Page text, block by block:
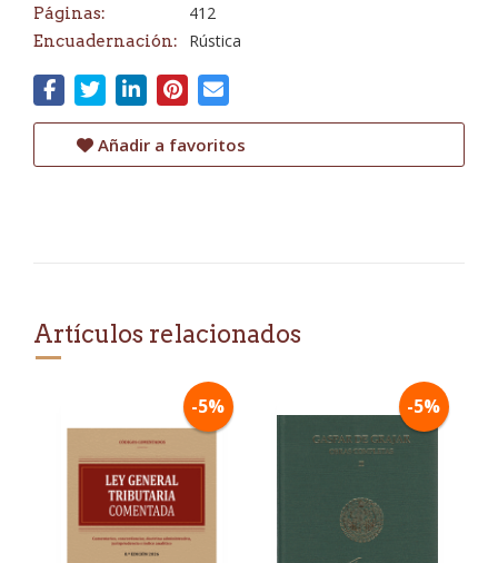
Páginas: 412
Encuadernación: Rústica
Añadir a favoritos
Artículos relacionados
-5% -5%